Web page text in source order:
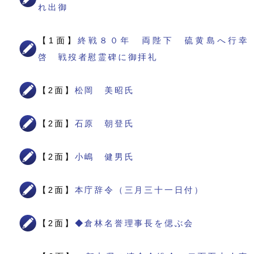
れ出御
【1面】 終戦８０年 両陛下 硫黄島へ行幸
啓 戦歿者慰霊碑に御拝礼
【2面】 松岡 美昭氏
【2面】 石原 朝登氏
【2面】 小嶋 健男氏
【2面】 本庁辞令（三月三十一日付）
【2面】 ◆倉林名誉理事長を偲ぶ会